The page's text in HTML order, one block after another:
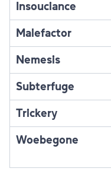
Insouciance
Malefactor
Nemesis
Subterfuge
Trickery
Woebegone